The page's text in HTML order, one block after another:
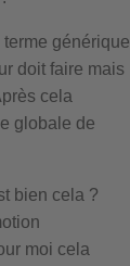
terme générique
doit faire mais
cela
globale de
bien cela ?
moi cela